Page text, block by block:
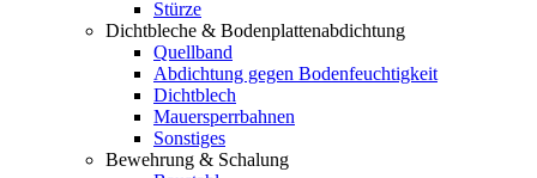
Stürze
Dichtbleche & Bodenplattenabdichtung
Quellband
Abdichtung gegen Bodenfeuchtigkeit
Dichtblech
Mauersperrbahnen
Sonstiges
Bewehrung & Schalung